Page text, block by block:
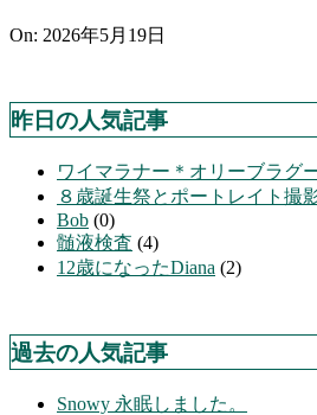
On: 2026年5月19日
昨日の人気記事
ワイマラナー＊オリーブラグ
８歳誕生祭とポートレイト撮
Bob (0)
髄液検査 (4)
12歳になったDiana (2)
過去の人気記事
Snowy 永眠しました。